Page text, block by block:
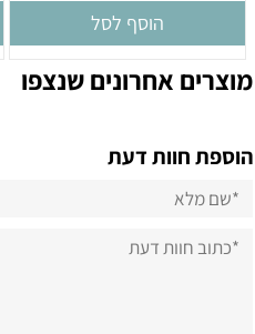
הוסף לסל
מוצרים אחרונים שנצפו
הוספת חוות דעת